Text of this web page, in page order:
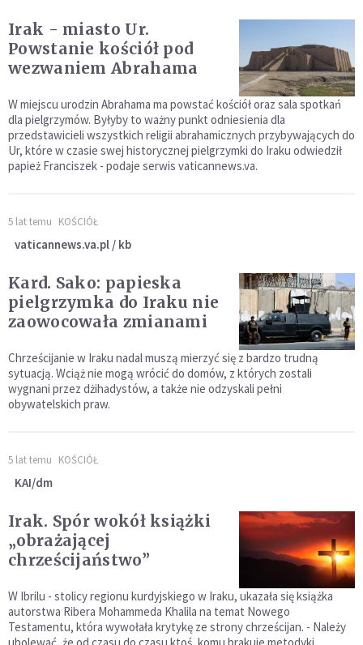
Irak - miasto Ur.
Powstanie kościół pod
wezwaniem Abrahama
W miejscu urodzin Abrahama ma powstać kościół oraz sala spotkań
dla pielgrzymów. Byłyby to ważny punkt odniesienia dla
przedstawicieli wszystkich religii abrahamicznych przybywających do
Ur, które w czasie swej historycznej pielgrzymki do Iraku odwiedził
papież Franciszek - podaje serwis vaticannews.va.
5 lat temu KOŚCIÓŁ
vaticannews.va.pl / kb
Kard. Sako: papieska
pielgrzymka do Iraku nie
zaowocowała zmianami
Chrześcijanie w Iraku nadal muszą mierzyć się z bardzo trudną
sytuacją. Wciąż nie mogą wrócić do domów, z których zostali
wygnani przez dżihadystów, a także nie odzyskali pełni
obywatelskich praw.
5 lat temu KOŚCIÓŁ
KAI/dm
Irak. Spór wokół książki
„obrażającej
chrześcijaństwo”
W Ibrilu - stolicy regionu kurdyjskiego w Iraku, ukazała się książka
autorstwa Ribera Mohammeda Khalila na temat Nowego
Testamentu, która wywołała krytykę ze strony chrześcijan. - Należy